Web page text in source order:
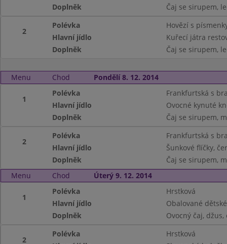
Doplněk
Čaj se sirupem,
2
Polévka
Hovězí s
Hlavní jídlo
Kuřecí játra
Doplněk
Čaj se sirupem,
Menu Chod Pondělí 8. 12. 2014
1
Polévka
Frankfurtská s
Hlavní jídlo
Ovocné kynuté
Doplněk
Čaj se sirupem,
2
Polévka
Frankfurtská s
Hlavní jídlo
Šunkové flíčky,
Doplněk
Čaj se sirupem,
Menu
Chod Úterý 9. 12. 2014
1
Polévka
Hrstková
Hlavní jídlo
Obalované
Doplněk
Ovocný čaj,
2
Polévka
Hrstková